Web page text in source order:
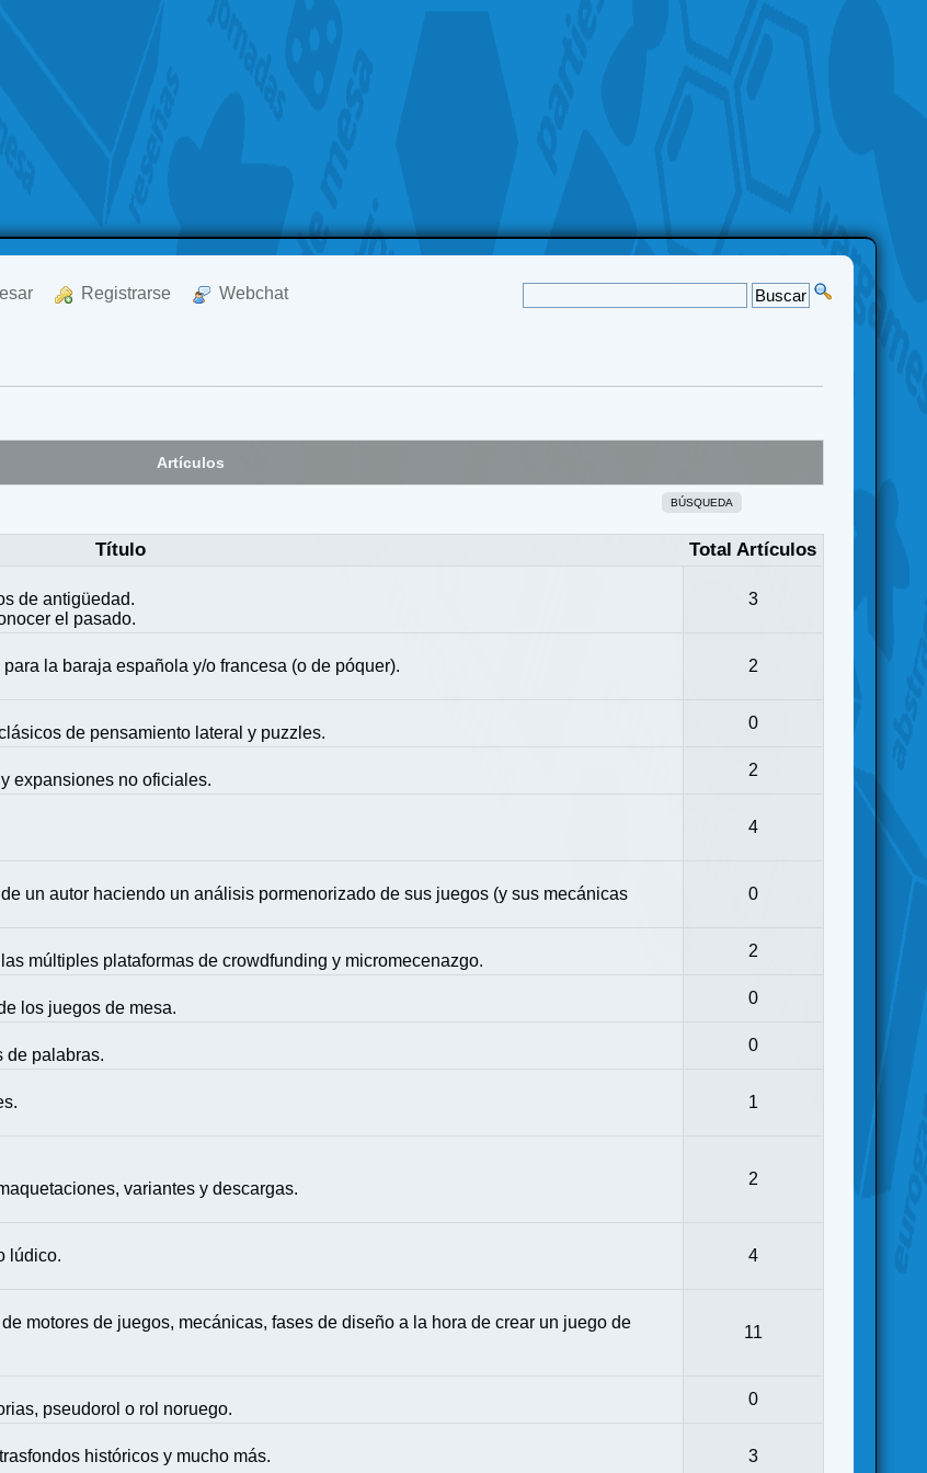
Registrarse Webchat
Artículos
BÚSQUEDA
Título Total Artículos
de antigüedad.
el pasado.
3
la baraja española y/o francesa (o de póquer).
2
de pensamiento lateral y puzzles.
0
expansiones no oficiales.
2
4
un autor haciendo un análisis pormenorizado de sus juegos (y sus mecánicas
0
múltiples plataformas de crowdfunding y micromecenazgo.
2
los juegos de mesa.
0
de palabras.
0
1
variantes y descargas.
2
lúdico.
4
motores de juegos, mecánicas, fases de diseño a la hora de crear un juego de
11
pseudorol o rol noruego.
0
históricos y mucho más.
3